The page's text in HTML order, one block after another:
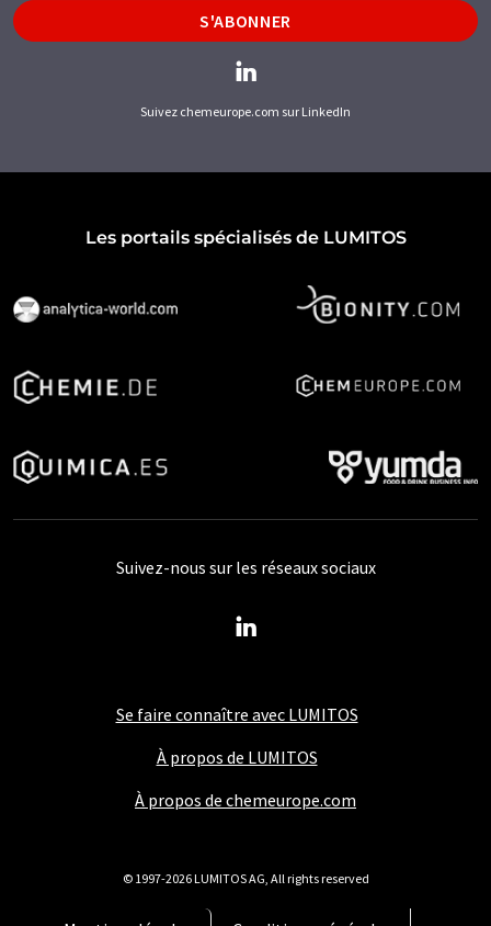
S'ABONNER
Suivez chemeurope.com sur LinkedIn
Les portails spécialisés de LUMITOS
Se faire connaître avec LUMITOS
À propos de LUMITOS
À propos de chemeurope.com
Suivez-nous sur les réseaux sociaux
© 1997-2026 LUMITOS AG, All rights reserved